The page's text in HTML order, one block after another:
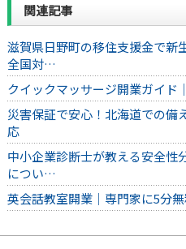
関連記事
滋賀県日野町の移住支援金で新
全国対…
クイックマッサージ開業ガイド
災害保証で安心！北海道での備
応
中小企業診断士が教える安全
につい…
英会話教室開業｜専門家に5分